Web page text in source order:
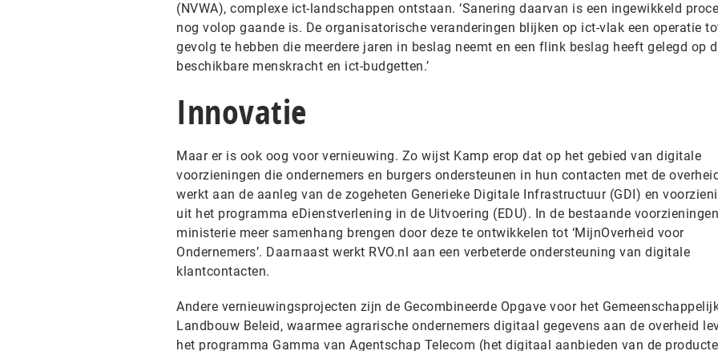
(NVWA), complexe ict-landschappen ontstaan. ‘Sanering daarvan is een ingewikkeld
nog volop gaande is. De organisatorische veranderingen blijken op ict-vlak een operatie
gevolg te hebben die meerdere jaren in beslag neemt en een flink beslag heeft gelegd op
beschikbare menskracht en ict-budgetten.’
Innovatie
Maar er is ook oog voor vernieuwing. Zo wijst Kamp erop dat op het gebied van digitale
voorzieningen die ondernemers en burgers ondersteunen in hun contacten met de
werkt aan de aanleg van de zogeheten Generieke Digitale Infrastructuur (GDI) en
uit het programma eDienstverlening in de Uitvoering (EDU). In de bestaande
ministerie meer samenhang brengen door deze te ontwikkelen tot ‘MijnOverheid voor
Ondernemers’. Daarnaast werkt RVO.nl aan een verbeterde ondersteuning van digitale
klantcontacten.
Andere vernieuwingsprojecten zijn de Gecombineerde Opgave voor het
Landbouw Beleid, waarmee agrarische ondernemers digitaal gegevens aan de overheid
het programma Gamma van Agentschap Telecom (het digitaal aanbieden van de